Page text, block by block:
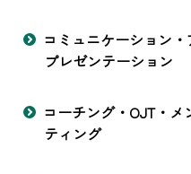
コミュニケーション・
プレゼンテーション
コーチング・OJT・メ
ティング